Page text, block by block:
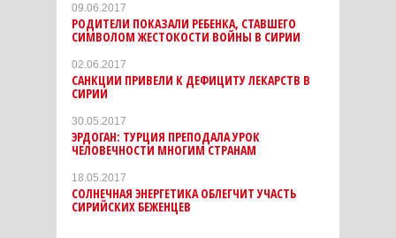
09.06.2017
РОДИТЕЛИ ПОКАЗАЛИ РЕБЕНКА, СТАВШЕГО
СИМВОЛОМ ЖЕСТОКОСТИ ВОЙНЫ В СИРИИ
02.06.2017
САНКЦИИ ПРИВЕЛИ К ДЕФИЦИТУ ЛЕКАРСТВ В
СИРИИ
30.05.2017
ЭРДОГАН: ТУРЦИЯ ПРЕПОДАЛА УРОК
ЧЕЛОВЕЧНОСТИ МНОГИМ СТРАНАМ
18.05.2017
СОЛНЕЧНАЯ ЭНЕРГЕТИКА ОБЛЕГЧИТ УЧАСТЬ
СИРИЙСКИХ БЕЖЕНЦЕВ